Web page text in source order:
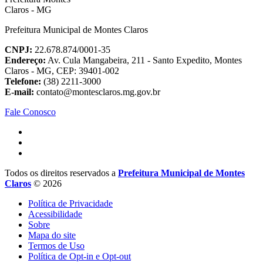
Prefeitura Municipal de Montes Claros
CNPJ: 22.678.874/0001-35
Endereço: Av. Cula Mangabeira, 211 - Santo Expedito, Montes
Claros - MG, CEP: 39401-002
Telefone: (38) 2211-3000
E-mail: contato@montesclaros.mg.gov.br
Fale Conosco
Todos os direitos reservados a Prefeitura Municipal de Montes
Claros © 2026
Política de Privacidade
Acessibilidade
Sobre
Mapa do site
Termos de Uso
Política de Opt-in e Opt-out